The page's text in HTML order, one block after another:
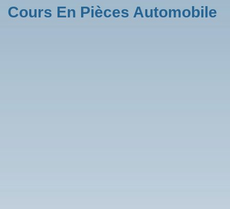
Cours En Pièces Automobile